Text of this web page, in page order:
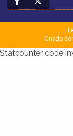
Criado
Statcounter code